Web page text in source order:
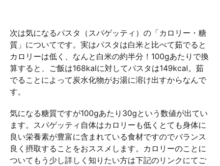
次は気になるパスタ（スパゲッティ）の「カロリー・糖
質」についてです。実はパスタは白米と比べて茹でると
カロリーは低く、なんと白米の約半分！100gあたりで換
算すると、ご飯は168kalに対してパスタは149kcal。茹
でることによって炭水化物がお湯に溶け出すからなんで
す。
気になる糖質ですが100gあたり30gという数値が出てい
ます。スパゲッティ自体はカロリーも低くとても身体に
良い栄養素が豊富に含まれている食材ですのでバランス
良く摂取することをおススメします。カロリーのことに
ついてもう少し詳しく知りたい方は下記のリンクにてご